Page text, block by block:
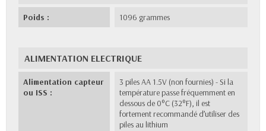
Poids : 1096 grammes
ALIMENTATION ELECTRIQUE
Alimentation capteur
ou ISS :
3 piles AA 1.5V (non fournies) - Si la
température passe fréquemment en
dessous de 0°C (32°F), il est
fortement recommandé d’utiliser des
piles au lithium